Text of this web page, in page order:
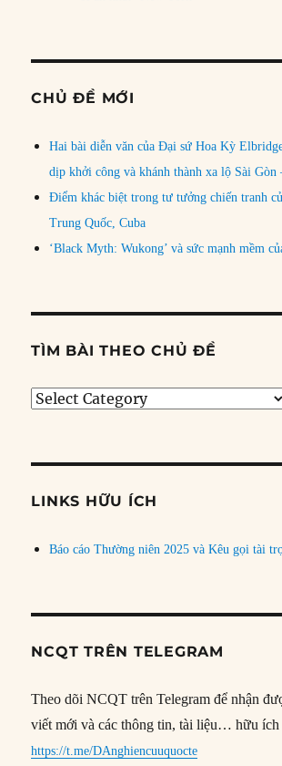
CHỦ ĐỀ MỚI
Hai bài diễn văn của Đại sứ Hoa Kỳ
dịp khởi công và khánh thành xa lộ Sài Gòn
Điểm khác biệt trong tư tưởng chiến tranh
Trung Quốc, Cuba
‘Black Myth: Wukong’ và sức mạnh mềm
TÌM BÀI THEO CHỦ ĐỀ
Tìm
đề
LINKS HỮU ÍCH
Báo cáo Thường niên 2025 và Kêu gọi tài
NCQT TRÊN TELEGRAM
Theo dõi NCQT trên Telegram để nhận
viết mới và các thông tin, tài liệu… hữu ích
https://t.me/DAnghiencuuquocte